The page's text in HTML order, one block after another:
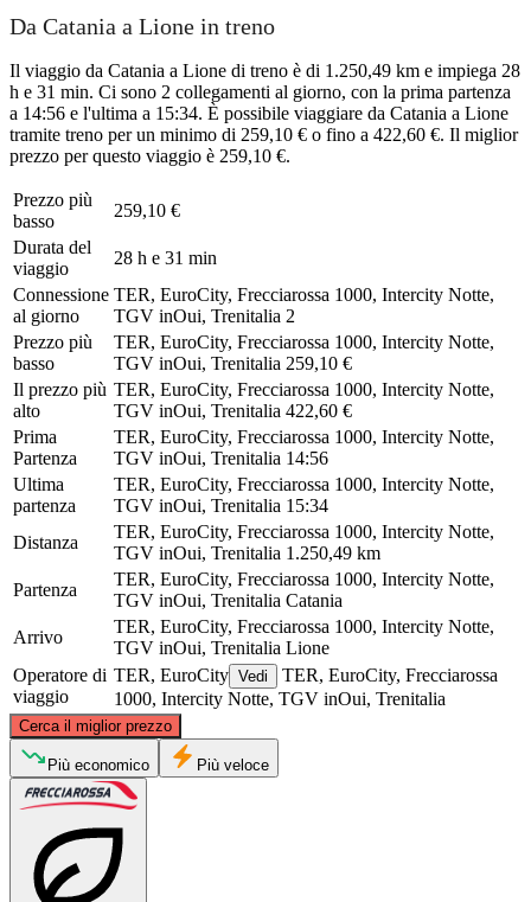
Da Catania a Lione in treno
Il viaggio da Catania a Lione di treno è di 1.250,49 km e impiega 28
h e 31 min. Ci sono 2 collegamenti al giorno, con la prima partenza
a 14:56 e l'ultima a 15:34. È possibile viaggiare da Catania a Lione
tramite treno per un minimo di 259,10 € o fino a 422,60 €. Il miglior
prezzo per questo viaggio è 259,10 €.
Prezzo più
basso
259,10 €
Durata del
viaggio
28 h e 31 min
Connessione
al giorno
TER, EuroCity, Frecciarossa 1000, Intercity Notte,
TGV inOui, Trenitalia 2
Prezzo più
basso
TER, EuroCity, Frecciarossa 1000, Intercity Notte,
TGV inOui, Trenitalia 259,10 €
Il prezzo più
alto
TER, EuroCity, Frecciarossa 1000, Intercity Notte,
TGV inOui, Trenitalia 422,60 €
Prima
Partenza
TER, EuroCity, Frecciarossa 1000, Intercity Notte,
TGV inOui, Trenitalia 14:56
Ultima
partenza
TER, EuroCity, Frecciarossa 1000, Intercity Notte,
TGV inOui, Trenitalia 15:34
Distanza
TER, EuroCity, Frecciarossa 1000, Intercity Notte,
TGV inOui, Trenitalia 1.250,49 km
Partenza
TER, EuroCity, Frecciarossa 1000, Intercity Notte,
TGV inOui, Trenitalia Catania
Arrivo
TER, EuroCity, Frecciarossa 1000, Intercity Notte,
TGV inOui, Trenitalia Lione
Operatore di
viaggio
TER, EuroCity Vedi
TER, EuroCity, Frecciarossa
1000, Intercity Notte, TGV inOui, Trenitalia
Cerca il miglior prezzo
©CARTO , ©OpenStreetMapcontributors
Più economico Più veloce